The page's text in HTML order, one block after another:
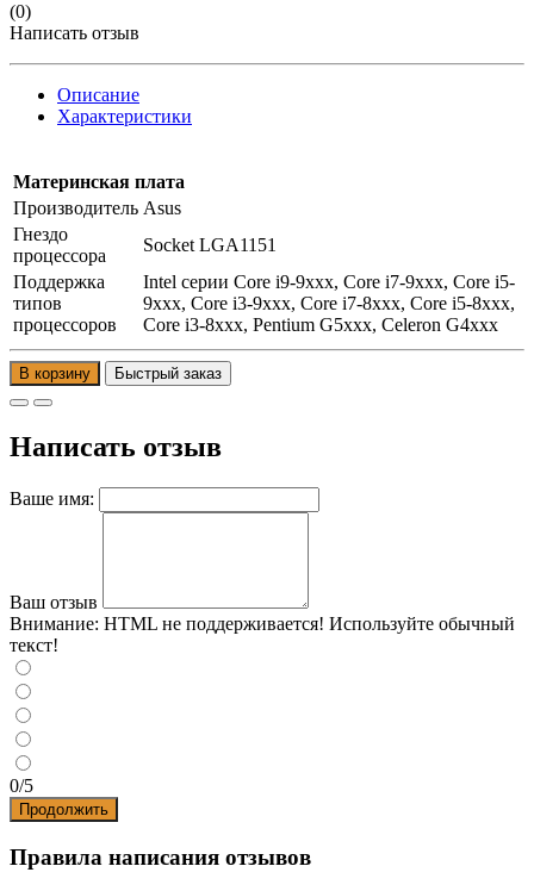
(0)
Написать отзыв
Описание
Характеристики
Материнская плата
Производитель Asus
Гнездо
процессора
Socket LGA1151
Поддержка
типов
процессоров
Intel серии Core i9-9xxx, Core i7-9xxx, Core i5-
9xxx, Core i3-9xxx, Core i7-8xxx, Core i5-8xxx,
Core i3-8xxx, Pentium G5xxx, Celeron G4xxx
В корзину
Написать отзыв
Ваше имя:
Ваш отзыв
Внимание: HTML не поддерживается! Используйте обычный
текст!
0/5
Продолжить
Правила написания отзывов